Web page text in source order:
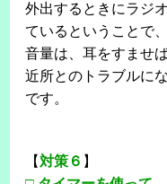
外出するときにラジ
ているということで
音量は、耳をすませ
近所とのトラブルに
です。
【対策６ 】